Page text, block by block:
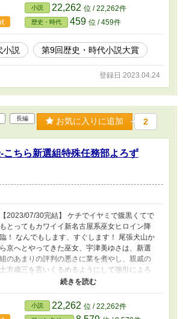
小説 22,262 位 / 22,262件
歴史・時代 459 位 / 459件
小説 第9回歴史・時代小説大賞
登録日 2023.04.24
長編 お気に入りに追加 2
ちら新選組特殊任務部よろず
【2023/07/30完結】 ケチでイヤミで腹黒くてで
もとってもカワイイ新名古屋系巫女ヒロイン降
臨！ なんでもします、すぐします！ 尾張犬山か
ら京へとやってきた巫女、宇津美ゆさは、新選
組のあまりの評判の悪さに業を煮やし、親戚の
土方歳三を言いくるめるようにして強引によろ
ず課を発足させる。 霊感体質のゆさはつぎつぎ
原結之介はお転婆なゆさにふりまわされっぱな
し。 クソ真面目なもと江戸町奉行与力や口先だ
小説 22,262 位 / 22,262件